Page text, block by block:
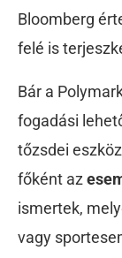
Bloomberg
felé is
Bár a
fogadási
tőzsdei
főként az
ismertek,
vagy